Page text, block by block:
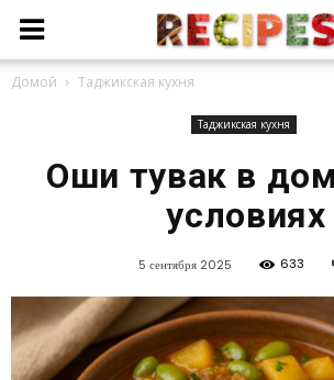
Домой Таджикская кухня
Таджикская кухня
Оши тувак в
условиях
5 сентября 2025 633